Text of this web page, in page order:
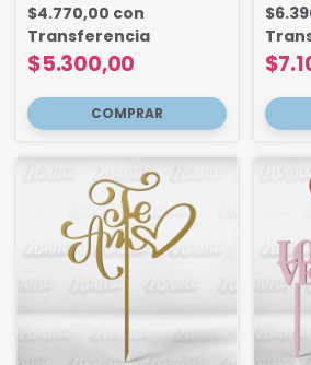
$5.300,00
$4.770,00 con
Transferencia